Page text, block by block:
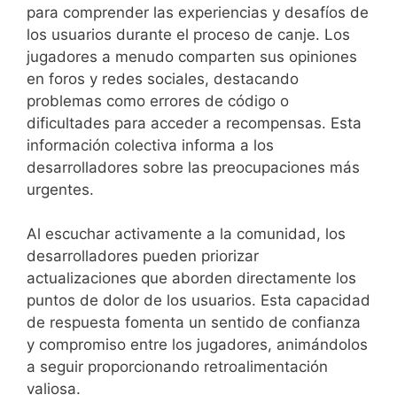
para comprender las experiencias y desafíos de
los usuarios durante el proceso de canje. Los
jugadores a menudo comparten sus opiniones
en foros y redes sociales, destacando
problemas como errores de código o
dificultades para acceder a recompensas. Esta
información colectiva informa a los
desarrolladores sobre las preocupaciones más
urgentes.
Al escuchar activamente a la comunidad, los
desarrolladores pueden priorizar
actualizaciones que aborden directamente los
puntos de dolor de los usuarios. Esta capacidad
de respuesta fomenta un sentido de confianza
y compromiso entre los jugadores, animándolos
a seguir proporcionando retroalimentación
valiosa.